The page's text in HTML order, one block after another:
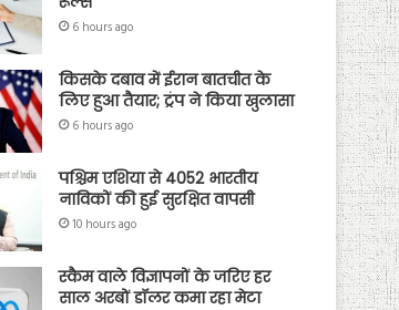
6 hours ago
किसके दबाव में ईरान बातचीत के
लिए हुआ तैयार; ट्रंप ने किया खुलासा
6 hours ago
पश्चिम एशिया से 4052 भारतीय
नाविकों की हुई सुरक्षित वापसी
10 hours ago
स्कैम वाले विज्ञापनों के जरिए हर
साल अरबों डॉलर कमा रहा मेटा